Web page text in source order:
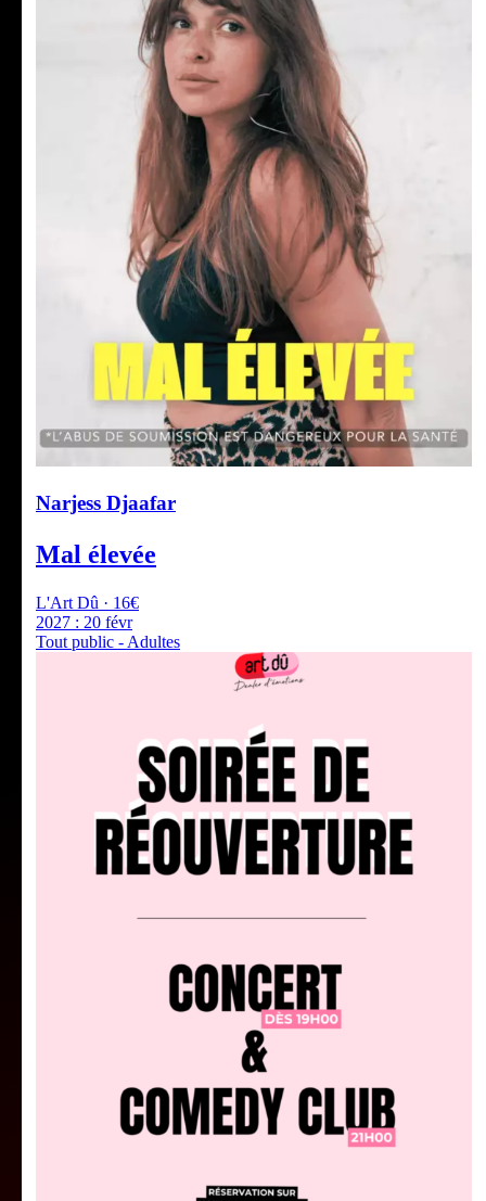
Narjess Djaafar
Mal élevée
L'Art Dû · 16€
2027 : 20 févr
Tout public - Adultes